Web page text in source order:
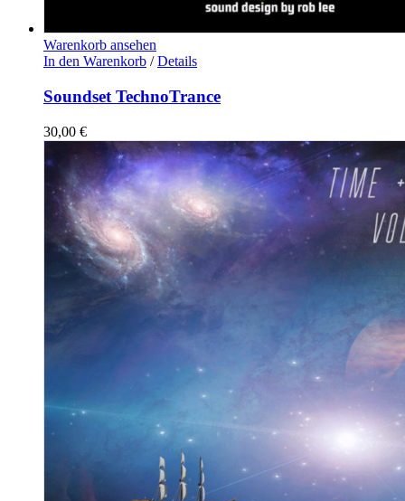
Warenkorb ansehen
In den Warenkorb / Details
Soundset TechnoTrance
30,00 €